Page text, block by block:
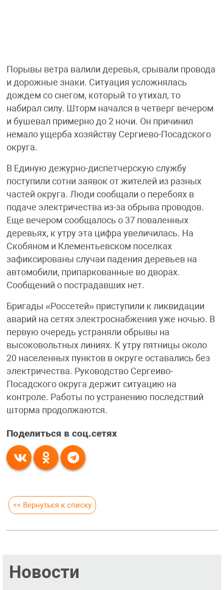
Порывы ветра валили деревья, срывали провода
и дорожные знаки. Ситуация усложнялась
дождем со снегом, который то утихал, то
набирал силу. Шторм начался в четверг вечером
и бушевал примерно до 2 ночи. Он причинил
немало ущерба хозяйству Сергиево-Посадского
округа.
В Единую дежурно-диспетчерскую службу
поступили сотни заявок от жителей из разных
частей округа. Люди сообщали о перебоях в
подаче электричества из-за обрыва проводов.
Еще вечером сообщалось о 37 поваленных
деревьях, к утру эта цифра увеличилась. На
Скобяном и Клементьевском поселках
зафиксированы случаи падения деревьев на
автомобили, припаркованные во дворах.
Сообщений о пострадавших нет.
Бригады «Россетей» приступили к ликвидации
аварий на сетях электроснабжения уже ночью. В
первую очередь устраняли обрывы на
высоковольтных линиях. К утру пятницы около
20 населенных пунктов в округе оставались без
электричества. Руководство Сергеиво-
Посадского округа держит ситуацию на
контроле. Работы по устранению последствий
шторма продолжаются.
Поделиться в соц.сетях
<< Вернуться к списку
Новости